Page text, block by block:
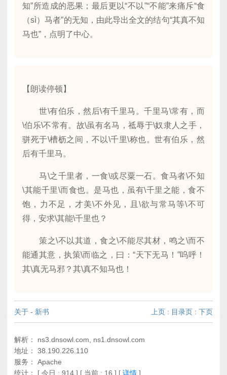
知”所造成的恶果；最后更以“不以”“不能”来痛斥“食
（sì）马者”的无知，由此导出全文的结句“其真不知
马也”，点明了中心。
【朗读停顿】
世\有伯乐，然后\有千里马。千里马\常有，而
\伯乐\不常有。故\虽有名马，祗辱于\奴隶人之手，
骈死于\槽枥之间，不以\千里\称也。世有伯乐，然
后有千里马。
马\之千里者，一食\或尽粟一石。食马者\不知
\其能千里\而食也。是马也，虽有\千里之能，食不
饱，力不足，才美\不外见，且\欲与常马等\不可
得，安求\其能\千里也？
策之\不以其道，食之\不能尽其材，鸣之\而不
能通其意，执策\而临之，曰：“天下无马！”呜呼！
其\真无马邪？其\真不知马也！
关于 - 新书 上页 : 目录页 : 下页
解析： ns3.dnsowl.com, ns1.dnsowl.com
地址： 38.190.226.110
服务： Apache
统计： [ 今日 : 914 ] [ 当前 : 16 ] [ 详情 ]